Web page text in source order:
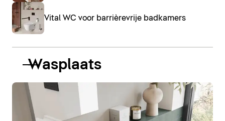
Vital WC voor barrièrevrije badkamers
Wasplaats